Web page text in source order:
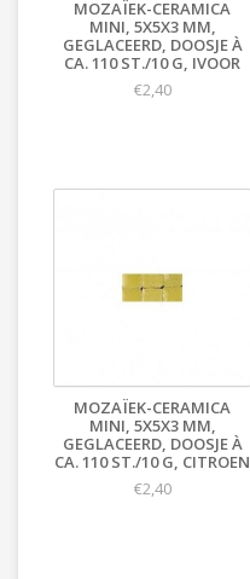
MOZAÏEK-CERAMICA
MINI, 5X5X3 MM,
GEGLACEERD, DOOSJE À
CA. 110 ST./10 G, IVOOR
€2,40
MOZAÏEK-CERAMICA
MINI, 5X5X3 MM,
GEGLACEERD, DOOSJE À
CA. 110 ST./10 G, CITROEN
€2,40